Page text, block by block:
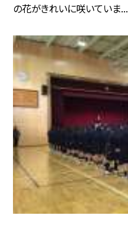
の花がきれいに咲いていま...